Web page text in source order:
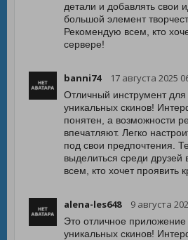
детали и добавлять свои
большой элемент
Рекомендую всем, кто
сервере!
banni74 17 августа 2025
Отличный инструмент для
уникальных скинов!
понятен, а возможности
впечатляют. Легко
под свои предпочтения.
выделиться среди друзей
всем, кто хочет проявить
alena-les648 9 августа
Это отличное
уникальных скинов!